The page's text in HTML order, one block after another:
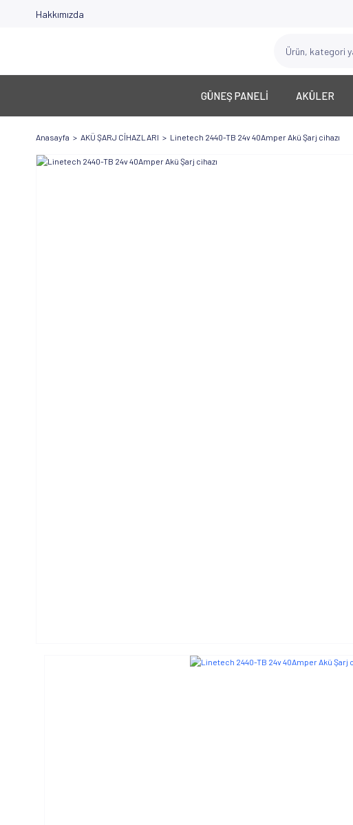
Hakkımızda
GÜNEŞ PANELİ AKÜLER
Anasayfa AKÜ ŞARJ CİHAZLARI Linetech 2440-TB 24v 40Amper Akü Şarj cihazı